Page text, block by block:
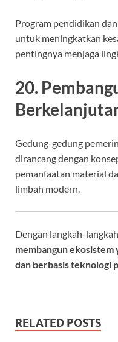
Program pendidikan
untuk meningkatkan
pentingnya menjaga
20.
Gedung-gedung
dirancang dengan
pemanfaatan material
limbah modern.
Dengan langkah-
membangun
dan berbasis teknologi
RELATED POSTS